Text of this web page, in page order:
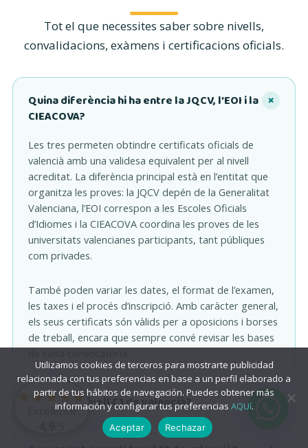
Tot el que necessites saber sobre nivells,
convalidacions, exàmens i certificacions oficials.
Quina diferència hi ha entre la JQCV, l’EOI i la
CIEACOVA?
Les tres permeten obtindre certificats oficials de
valencià amb una validesa equivalent per al nivell
acreditat. La diferència principal està en l’entitat que
organitza les proves: la JQCV depén de la Generalitat
Valenciana, l’EOI correspon a les Escoles Oficials
d’Idiomes i la CIEACOVA coordina les proves de les
universitats valencianes participants, tant públiques
com privades.
També poden variar les dates, el format de l’examen,
les taxes i el procés d’inscripció. Amb caràcter general,
els seus certificats són vàlids per a oposicions i borses
de treball, encara que sempre convé revisar les bases
Quin és el nivell C1 de valencià?
Excelente
Utilizamos cookies de terceros para mostrarte publicidad
relacionada con tus preferencias en base a un perfil elaborado a
partir de tus hábitos de navegación. Puedes obtener más
información y configurar tus preferencias AQUí.
Aceptar Rechazar